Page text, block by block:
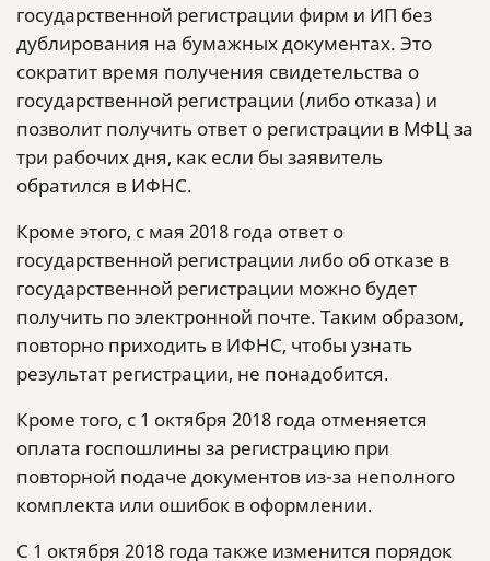
государственной регистрации фирм и ИП без
дублирования на бумажных документах. Это
сократит время получения свидетельства о
государственной регистрации (либо отказа) и
позволит получить ответ о регистрации в МФЦ за
три рабочих дня, как если бы заявитель
обратился в ИФНС.
Кроме этого, с мая 2018 года ответ о
государственной регистрации либо об отказе в
государственной регистрации можно будет
получить по электронной почте. Таким образом,
повторно приходить в ИФНС, чтобы узнать
результат регистрации, не понадобится.
Кроме того, с 1 октября 2018 года отменяется
оплата госпошлины за регистрацию при
повторной подаче документов из-за неполного
комплекта или ошибок в оформлении.
С 1 октября 2018 года также изменится порядок